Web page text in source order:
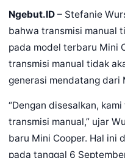
Ngebut.ID – Stefanie
bahwa transmisi manual
pada model terbaru Mini
transmisi manual tidak
generasi mendatang dari
“Dengan disesalkan,
transmisi manual,” ujar
baru Mini Cooper. Hal ini
pada tanggal 6